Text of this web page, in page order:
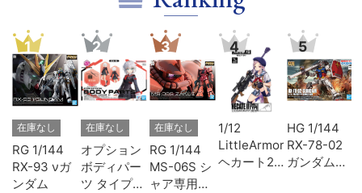
1
在庫なし
RG 1/144
RX-93 νガ
ンダム
2
在庫なし
オプション
ボディパー
ツ タイプ
3
在庫なし
RG 1/144
MS-06S シ
ャア専用ザ
4
1/12
LittleArmory
ヘカート2
5
HG 1/144
RX-78-02
ガンダム